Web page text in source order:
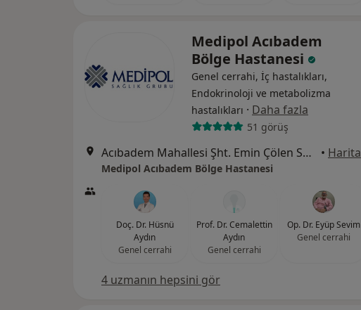
Medipol Acıbadem
Bölge Hastanesi
Genel cerrahi, İç hastalıkları,
Endokrinoloji ve metabolizma
hastalıkları · Daha fazla
51 görüş
Acıbadem Mahallesi Şht. Emin Çölen Sokağı No:4, Kadıköy • Harita
Medipol Acıbadem Bölge Hastanesi
Doç. Dr. Hüsnü
Aydın
Genel cerrahi
Prof. Dr. Cemalettin
Aydın
Genel cerrahi
Op. Dr. Eyüp Sevim
Genel cerrahi
4 uzmanın hepsini gör